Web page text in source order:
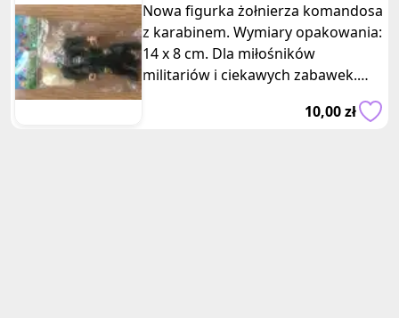
karabinem
Nowa figurka żołnierza komandosa
z karabinem. Wymiary opakowania:
14 x 8 cm. Dla miłośników
militariów i ciekawych zabawek.
Nasz żołnierz to doskonały wybór
10,00 zł